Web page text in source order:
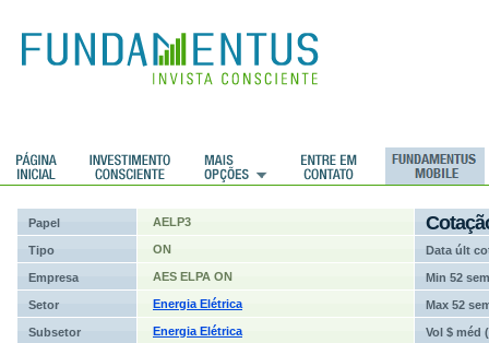
Papel AELP3
Tipo ON Data últ
Empresa AES ELPA ON Min 52 sem
Setor Energia Elétrica Max 52
Subsetor Energia Elétrica Vol $ méd